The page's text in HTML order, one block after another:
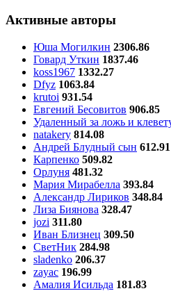
Активные авторы
Юша Могилкин 2306.86
Говард Уткин 1837.46
koss1967 1332.27
Dfyz 1063.84
krutoi 931.54
Евгений Бесовитов 906.85
Удаленный за ложь и
natakery 814.08
Андрей Блудный сын 612.91
Карпенко 509.82
Орлуня 481.32
Мария Мирабелла 393.84
Александр Лириков 348.84
Лиза Биянова 328.47
jozi 311.80
Иван Близнец 309.50
СветНик 284.98
sladenko 206.37
zayac 196.99
Амалия Исильда 181.83